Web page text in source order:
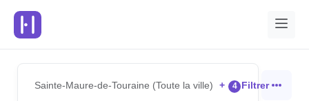
Sainte-Maure-de-Touraine (Toute la ville) + 4 Filtrer